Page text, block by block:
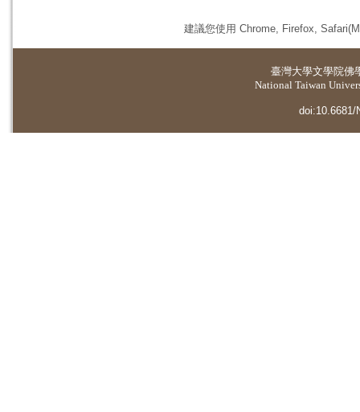
建議您使用 Chrome, Firefox,
臺灣大學文學院佛
National Taiwan
doi:10.6681/